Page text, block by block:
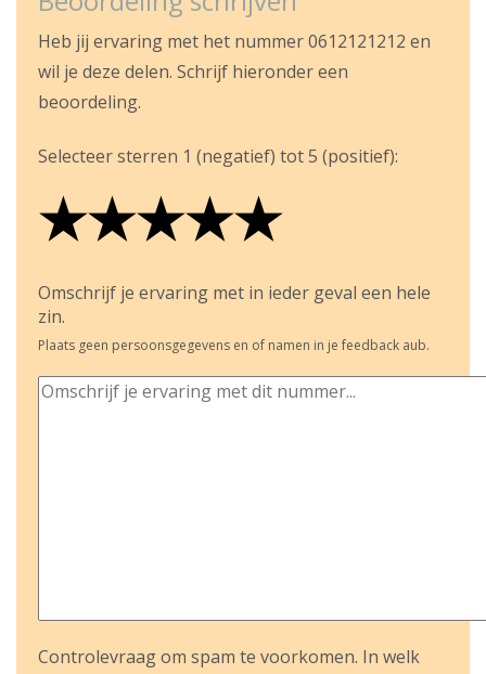
Heb jij ervaring met het nummer 0612121212 en
wil je deze delen. Schrijf hieronder een
beoordeling.
Selecteer sterren 1 (negatief) tot 5 (positief):
★
★★
★★★
★★★★
★★★★★
Omschrijf je ervaring met in ieder geval een hele
zin.
Plaats geen persoonsgegevens en of namen in je feedback aub.
Controlevraag om spam te voorkomen. In welk